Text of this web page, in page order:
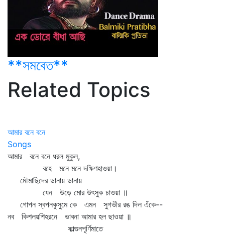
**সমবেত**
Related Topics
আমার বনে বনে
Songs
আমার বনে বনে ধরল মুকুল,
বহে মনে মনে দক্ষিণহাওয়া।
মৌমাছিদের ডানায় ডানায়
যেন উড়ে মোর উৎসুক চাওয়া ॥
গোপন স্বপনকুসুমে কে এমন সুগভীর রঙ দিল এঁকে--
নব কিশলয়শিহরনে ভাবনা আমার হল ছাওয়া ॥
ফাল্গুনপূর্ণিমাতে